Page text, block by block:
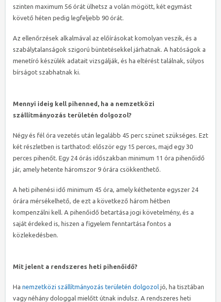
szinten maximum 56 órát ülhetsz a volán mögött, két egymást
követő héten pedig legfeljebb 90 órát.
Az ellenőrzések alkalmával az előírásokat komolyan veszik, és a
szabálytalanságok szigorú büntetésekkel járhatnak. A hatóságok a
menetíró készülék adatait vizsgálják, és ha eltérést találnak, súlyos
bírságot szabhatnak ki.
Mennyi ideig kell pihenned, ha a nemzetközi
szállítmányozás területén dolgozol?
Négy és fél óra vezetés után legalább 45 perc szünet szükséges. Ezt
két részletben is tarthatod: először egy 15 perces, majd egy 30
perces pihenőt. Egy 24 órás időszakban minimum 11 óra pihenőidő
jár, amely hetente háromszor 9 órára csökkenthető.
A heti pihenési idő minimum 45 óra, amely kéthetente egyszer 24
órára mérsékelhető, de ezt a következő három hétben
kompenzálni kell. A pihenőidő betartása jogi követelmény, és a
saját érdeked is, hiszen a figyelem fenntartása fontos a
közlekedésben.
Mit jelent a rendszeres heti pihenőidő?
Ha nemzetközi szállítmányozás területén dolgozol jó, ha tisztában
vagy néhány dologgal mielőtt útnak indulsz. A rendszeres heti